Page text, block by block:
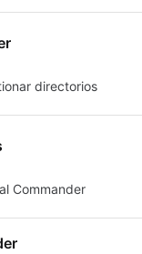
directorios
Commander